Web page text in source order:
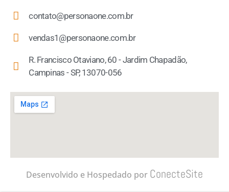
contato@personaone.com.br
vendas1@personaone.com.br
R. Francisco Otaviano, 60 - Jardim Chapadão,
Campinas - SP, 13070-056
Desenvolvido e Hospedado por ConecteSite